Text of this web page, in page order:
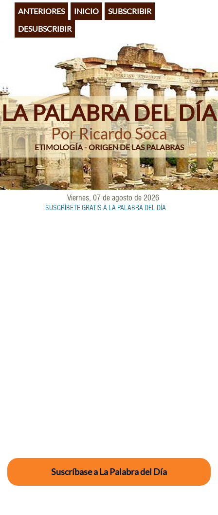
Pasar
contenido
principal
ANTERIORES INICIO
SUBSCRIBIR
DESUBSCRIBIR
LA PALABRA DEL DÍA
Por Ricardo Soca
ETIMOLOGÍA - ORIGEN DE LAS PALABRAS
Viernes, 07 de agosto de 2026
SUSCRÍBETE GRATIS A LA PALABRA DEL DÍA
Suscríbase a La Palabra del Día